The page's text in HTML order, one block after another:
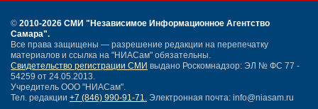
© 2010-2026 СМИ "Независимое Информационное Агентство
Самара".
Все права защищены — разрешение редакции на перепечатку
материалов и ссылка на "НИАСам" обязательны.
Свидетельство регистрации СМИ выдано Роскомнадзор: ЭЛ № ФС 77 -
54259 от 24.05.2013.
Учредитель ООО "НИАСам".
Тел. редакции +7 (846) 990-91-71. Электронная почта: info@niasam.ru